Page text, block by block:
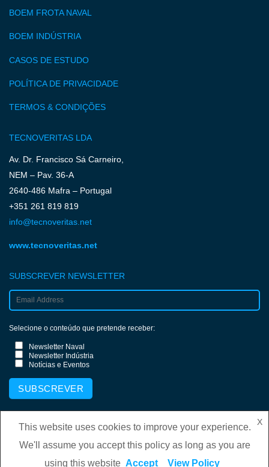
BOEM FROTA NAVAL
BOEM INDÚSTRIA
CASOS DE ESTUDO
POLÍTICA DE PRIVACIDADE
TERMOS & CONDIÇÕES
TECNOVERITAS LDA
Av. Dr. Francisco Sá Carneiro,
NEM – Pav. 36-A
2640-486 Mafra – Portugal
+351 261 819 819
info@tecnoveritas.net
www.tecnoveritas.net
SUBSCREVER NEWSLETTER
Selecione o conteúdo que pretende receber:
Newsletter Naval
Newsletter Indústria
Notícias e Eventos
This website uses cookies to improve your experience.
We'll assume you accept this policy as long as you are
using this website
X
Accept View Policy